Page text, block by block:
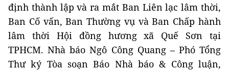
định thành lập và ra mắt Ban Liên lạc lâm thời,
Ban Cố vấn, Ban Thường vụ và Ban Chấp hành
lâm thời Hội đồng hương xã Quế Sơn tại
TPHCM. Nhà báo Ngô Công Quang – Phó Tổng
Thư ký Tòa soạn Báo Nhà báo & Công luận,